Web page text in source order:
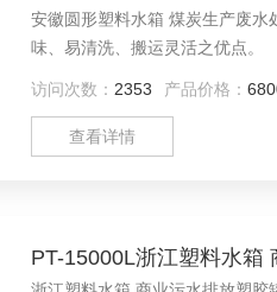
安徽圆形塑料水箱 煤炭生产废水处理容器，本容器为滚塑一体成型之产品，具有无焊、无缝、无毒、无气
味、易清洗、搬运灵活之优点。
访问次数： 2353 产品价格：
查看详情
PT-15000L浙江塑料水箱